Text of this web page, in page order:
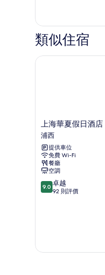
1
張
特
大
用
俱
樂
部
酒
廊
1
張
特
大
雙
部
酒
詳
類似住宿
上
海
華
夏
假
日
酒
店
浦
上海華夏假日酒店
浦西
提供車位
免費 Wi-Fi
餐廳
空調
9.0
分
越，
9.0 卓越
92 則評價
上海華夏假日酒店